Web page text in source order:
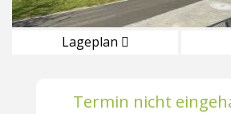
Lageplan
Termin nicht